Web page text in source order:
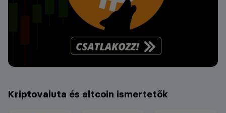
Kriptovaluta és altcoin ismertetők